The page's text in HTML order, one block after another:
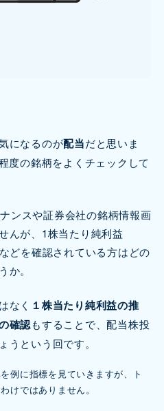
になるのが配当だと思いま
度の銘柄をよくチェックして
ンスや証券会社の銘柄情報画
んが、1株当たり純利益
どを確認されている方はどの
か。
なく １株当たり純利益の推
確認もすることで、配当株投
うという回です。
例に指標を見ていきますが、ト
けではありません。